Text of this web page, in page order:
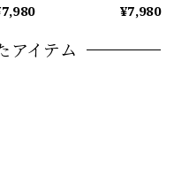
¥7,980
アイテム